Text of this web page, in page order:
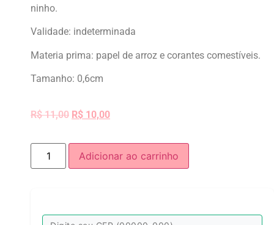
ninho.
Validade: indeterminada
Materia prima: papel de arroz e corantes comestíveis.
Tamanho: 0,6cm
R$11,00 R$ 10,00
Adicionar ao carrinho